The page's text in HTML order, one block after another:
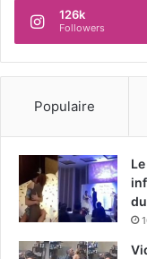
126k
Followers
Populaire